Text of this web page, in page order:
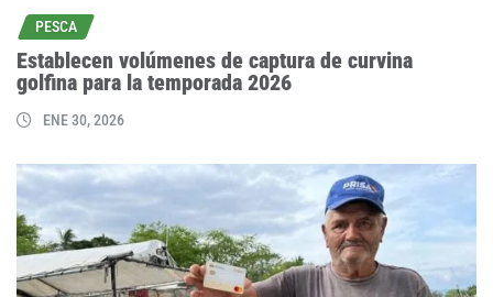
PESCA
Establecen volúmenes de captura de curvina
golfina para la temporada 2026
ENE 30, 2026